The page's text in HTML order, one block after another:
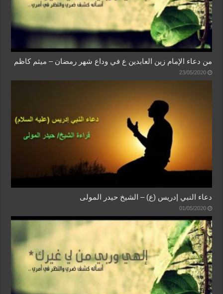
من دعاء الإمام زين العابدين ع في وداع شهر رمضان – ميثم كاظم
23/05/2020
دعاء النبي إدريس (ع) – الشيخ حيدر المولى
01/05/2020